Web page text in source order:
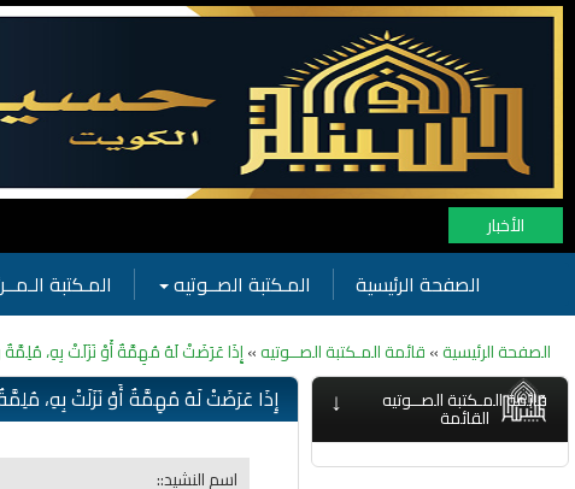
الأخبار
الصفحة الرئيسية المـكتبة الصــوتيه المـكتبة
الصفحة الرئيسية»قائمة المـكتبة الصــوتيه»إِذَا عَرَضَتْ لَهُ مُهِمَّةٌ أَوْ نَزَلَتْ بِهِ، مُلِمَّةٌ
↓ قائمة المـكتبة الصــوتيه
القائمة
إِذَا عَرَضَتْ لَهُ مُهِمَّةٌ أَوْ نَزَلَتْ بِهِ،
اسم النشيد::